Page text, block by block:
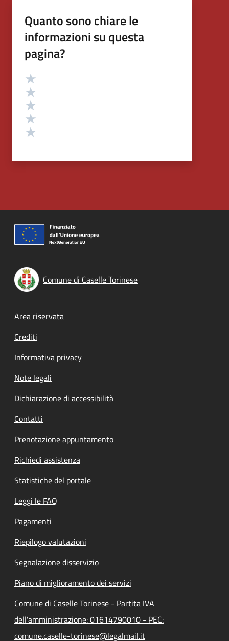
Quanto sono chiare le
informazioni su questa
pagina?
Valutazione
Comune di Caselle Torinese
Footer menu
Area riservata
Crediti
Informativa privacy
Note legali
Dichiarazione di accessibilità
Contatti
Prenotazione appuntamento
Richiedi assistenza
Statistiche del portale
Leggi le FAQ
Pagamenti
Riepilogo valutazioni
Segnalazione disservizio
Piano di miglioramento dei servizi
Comune di Caselle Torinese - Partita IVA
dell'amministrazione: 01614790010 - PEC:
comune.caselle-torinese@legalmail.it